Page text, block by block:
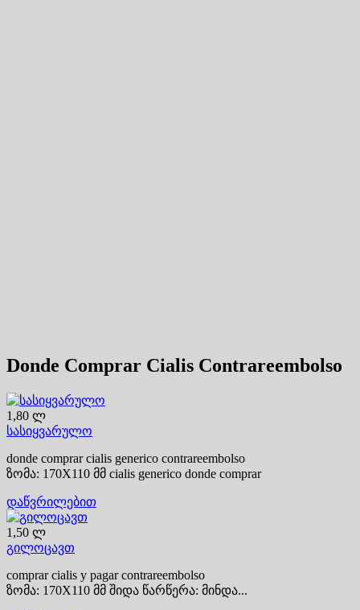
Donde Comprar Cialis Contrareembolso
1,80 ლ
სასიყვარულო
donde comprar cialis generico contrareembolso
ზომა: 170X110 მმ cialis generico donde comprar
დაწვრილებით
1,50 ლ
გილოცავთ
comprar cialis y pagar contrareembolso
ზომა: 170X110 მმ შიდა წარწერა: მინდა...